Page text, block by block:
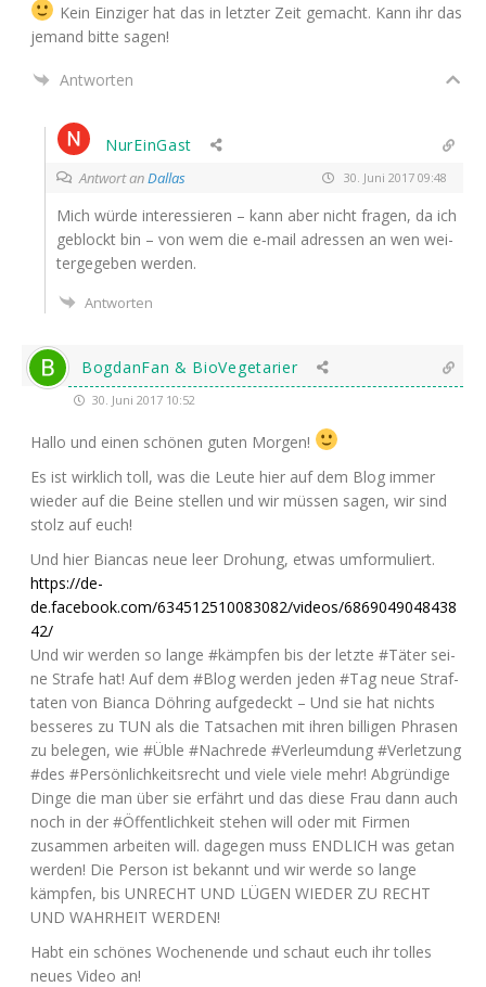
Kein Ein­zi­ger hat das in letz­ter Zeit gemacht. Kann ihr das
jemand bit­te sagen!
Antworten
NurEinGast
Antwort anDallas 30. Juni 2017 09:48
Mich wür­de inter­es­sie­ren – kann aber nicht fra­gen, da ich
geblockt bin – von wem die e‑mail adres­sen an wen wei­
ter­ge­ge­ben werden.
Antworten
BogdanFan & BioVegetarier
30. Juni 2017 10:52
Hal­lo und einen schö­nen guten Morgen!
Es ist wirk­lich toll, was die Leu­te hier auf dem Blog immer
wie­der auf die Bei­ne stel­len und wir müs­sen sagen, wir sind
stolz auf euch!
Und hier Bian­cas neue leer Dro­hung, etwas umformuliert.
https://de-
de.facebook.com/634512510083082/videos/6869049048438
42/
Und wir wer­den so lan­ge #kämp­fen bis der letz­te #Täter sei­
ne Stra­fe hat! Auf dem #Blog wer­den jeden #Tag neue Straf­
ta­ten von Bian­ca Döh­ring auf­ge­deckt – Und sie hat nichts
bes­se­res zu TUN als die Tat­sa­chen mit ihren bil­li­gen Phra­sen
zu bele­gen, wie #Üble #Nach­re­de #Ver­leum­dung #Ver­let­zung
#des #Per­sön­lich­keits­recht und vie­le vie­le mehr! Abgrün­di­ge
Din­ge die man über sie erfährt und das die­se Frau dann auch
noch in der #Öffent­lich­keit ste­hen will oder mit Fir­men
zusam­men arbei­ten will. dage­gen muss ENDLICH was getan
wer­den! Die Per­son ist bekannt und wir wer­de so lan­ge
kämp­fen, bis UNRECHT UND LÜGEN WIEDER ZU RECHT
UND WAHRHEIT WERDEN!
Habt ein schö­nes Wochen­en­de und schaut euch ihr tol­les
neu­es Video an!